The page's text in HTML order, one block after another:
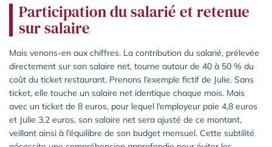
Participation du salarié et retenue
sur salaire
Mais venons-en aux chiffres. La contribution du salarié, prélevée
directement sur son salaire net, tourne autour de 40 à 50 % du
coût du ticket restaurant. Prenons l’exemple fictif de Julie. Sans
ticket, elle touche un salaire net identique chaque mois. Mais
avec un ticket de 8 euros, pour lequel l’employeur paie 4,8 euros
et Julie 3,2 euros, son salaire net sera ajusté de ce montant,
veillant ainsi à l’équilibre de son budget mensuel. Cette subtilité